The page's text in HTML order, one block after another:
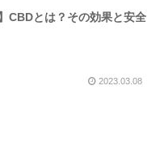
CBDとは？その効果と安全
2023.03.08